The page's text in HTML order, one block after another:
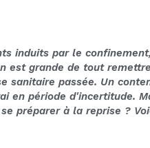
induits par le
est grande de tout
sanitaire passée. Un
en période d'incertitude.
préparer à la reprise ?